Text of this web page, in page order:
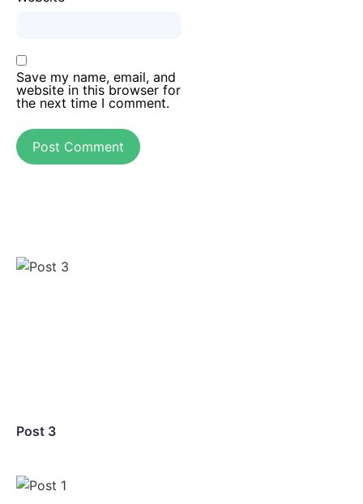
Save my name, email, and
website in this browser for
the next time I comment.
Post 3